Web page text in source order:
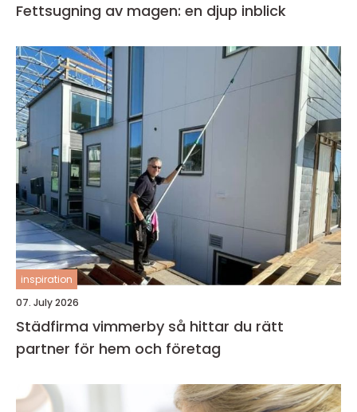
Fettsugning av magen: en djup inblick
inspiration
07. July 2026
Städfirma vimmerby så hittar du rätt
partner för hem och företag